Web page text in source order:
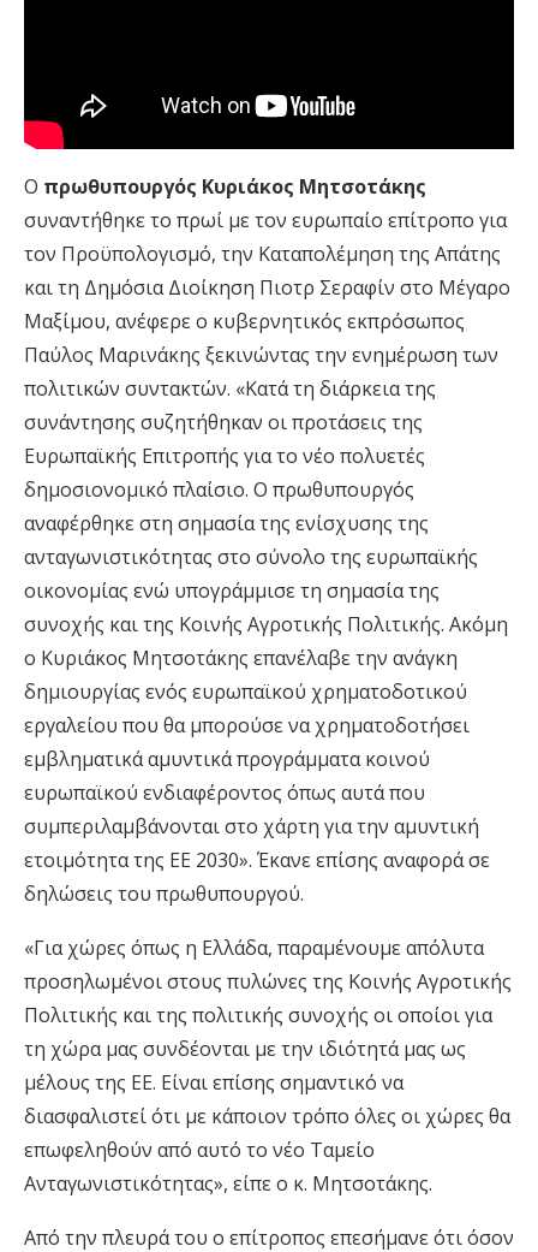
Ο πρωθυπουργός Κυριάκος Μητσοτάκης
συναντήθηκε το πρωί με τον ευρωπαίο επίτροπο για
τον Προϋπολογισμό, την Καταπολέμηση της Απάτης
και τη Δημόσια Διοίκηση Πιοτρ Σεραφίν στο Μέγαρο
Μαξίμου, ανέφερε ο κυβερνητικός εκπρόσωπος
Παύλος Μαρινάκης ξεκινώντας την ενημέρωση των
πολιτικών συντακτών. «Κατά τη διάρκεια της
συνάντησης συζητήθηκαν οι προτάσεις της
Ευρωπαϊκής Επιτροπής για το νέο πολυετές
δημοσιονομικό πλαίσιο. Ο πρωθυπουργός
αναφέρθηκε στη σημασία της ενίσχυσης της
ανταγωνιστικότητας στο σύνολο της ευρωπαϊκής
οικονομίας ενώ υπογράμμισε τη σημασία της
συνοχής και της Κοινής Αγροτικής Πολιτικής. Ακόμη
ο Κυριάκος Μητσοτάκης επανέλαβε την ανάγκη
δημιουργίας ενός ευρωπαϊκού χρηματοδοτικού
εργαλείου που θα μπορούσε να χρηματοδοτήσει
εμβληματικά αμυντικά προγράμματα κοινού
ευρωπαϊκού ενδιαφέροντος όπως αυτά που
συμπεριλαμβάνονται στο χάρτη για την αμυντική
ετοιμότητα της ΕΕ 2030». Έκανε επίσης αναφορά σε
δηλώσεις του πρωθυπουργού.
«Για χώρες όπως η Ελλάδα, παραμένουμε απόλυτα
προσηλωμένοι στους πυλώνες της Κοινής Αγροτικής
Πολιτικής και της πολιτικής συνοχής οι οποίοι για
τη χώρα μας συνδέονται με την ιδιότητά μας ως
μέλους της ΕΕ. Είναι επίσης σημαντικό να
διασφαλιστεί ότι με κάποιον τρόπο όλες οι χώρες θα
επωφεληθούν από αυτό το νέο Ταμείο
Ανταγωνιστικότητας», είπε ο κ. Μητσοτάκης.
Από την πλευρά του ο επίτροπος επεσήμανε ότι όσον